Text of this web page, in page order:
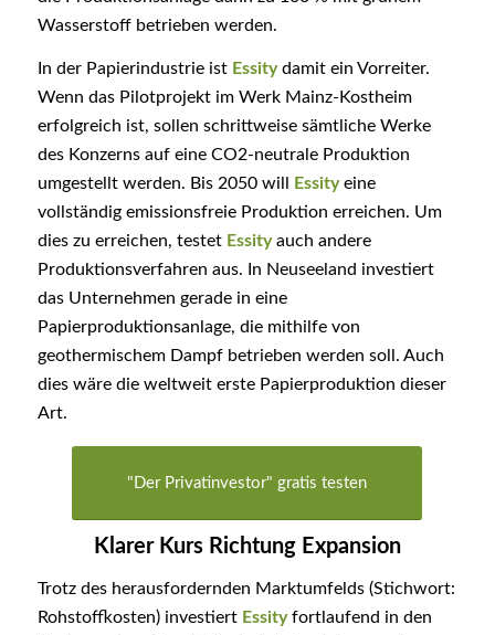
Wasserstoff betrieben werden.
In der Papierindustrie ist Essitydamit ein Vorreiter.
Wenn das Pilotprojekt im Werk Mainz-Kostheim
erfolgreich ist, sollen schrittweise sämtliche Werke
des Konzerns auf eine CO2-neutrale Produktion
umgestellt werden. Bis 2050 will
Essityeine
vollständig emissionsfreie Produktion erreichen. Um
dies zu erreichen, testet Essityauch andere
Produktionsverfahren aus. In Neuseeland investiert
das Unternehmen gerade in eine
Papierproduktionsanlage, die mithilfe von
geothermischem Dampf betrieben werden soll. Auch
dies wäre die weltweit erste Papierproduktion dieser
Art.
"Der Privatinvestor" gratis testen
Klarer Kurs Richtung Expansion
Trotz des herausfordernden Marktumfelds (Stichwort:
Rohstoffkosten) investiert Essityfortlaufend in den